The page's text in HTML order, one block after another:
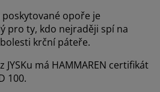
opoře je
pro ty, kdo nejraději spí na
krční páteře.
JYSKu má HAMMAREN certifikát
100.